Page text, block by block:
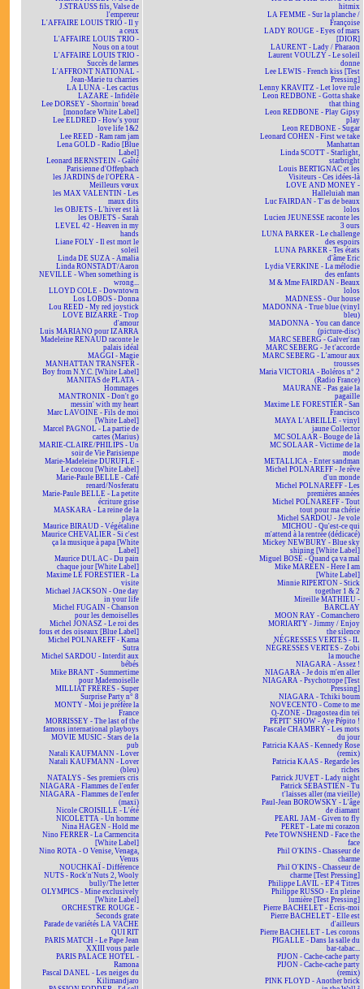
J.STRAUSS fils, Valse de
l'empereur
L'AFFAIRE LOUIS TRIO - Il y
a ceux
L'AFFAIRE LOUIS TRIO -
Nous on a tout
L'AFFAIRE LOUIS TRIO -
Succès de larmes
L'AFFRONT NATIONAL -
Jean-Marie tu charries
LA LUNA - Les cactus
LAZARE - Infidèle
Lee DORSEY - Shortnin' bread
[monoface White Label]
Lee ELDRED - How's your
love life 1&2
Lee REED - Ram ram jam
Lena GOLD - Radio [Blue
Label]
Leonard BERNSTEIN - Gaîté
Parisienne d'Offenbach
les JARDINS de l'OPÉRA -
Meilleurs vœux
les MAX VALENTIN - Les
maux dits
les OBJETS - L'hiver est là
les OBJETS - Sarah
LEVEL 42 - Heaven in my
hands
Liane FOLY - Il est mort le
soleil
Linda DE SUZA - Amalia
Linda RONSTADT/Aaron
NEVILLE - When something is
wrong...
LLOYD COLE - Downtown
Los LOBOS - Donna
Lou REED - My red joystick
LOVE BIZARRE - Trop
d'amour
Luis MARIANO pour IZARRA
Madeleine RENAUD raconte le
palais idéal
MAGGI - Magie
MANHATTAN TRANSFER -
Boy from N.Y.C. [White Label]
MANITAS de PLATA -
Hommages
MANTRONIX - Don't go
messin' with my heart
Marc LAVOINE - Fils de moi
[White Label]
Marcel PAGNOL - La partie de
cartes (Marius)
MARIE-CLAIRE/PHILIPS - Un
soir de Vie Parisienne
Marie-Madeleine DURUFLÉ -
Le coucou [White Label]
Marie-Paule BELLE - Café
renard/Nosferatu
Marie-Paule BELLE - La petite
écriture grise
MASKARA - La reine de la
playa
Maurice BIRAUD - Végétaline
Maurice CHEVALIER - Si c'est
ça la musique à papa [White
Label]
Maurice DULAC - Du pain
chaque jour [White Label]
Maxime LE FORESTIER - La
visite
Michael JACKSON - One day
in your life
Michel FUGAIN - Chanson
pour les demoiselles
Michel JONASZ - Le roi des
fous et des oiseaux [Blue Label]
Michel POLNAREFF - Kama
Sutra
Michel SARDOU - Interdit aux
bébés
Mike BRANT - Summertime
pour Mademoiselle
MILLIAT FRÈRES - Super
Surprise Party n° 8
MONTY - Moi je préfère la
France
MORRISSEY - The last of the
famous international playboys
MOVIE MUSIC - Stars de la
pub
Natali KAUFMANN - Lover
Natali KAUFMANN - Lover
(bleu)
NATALYS - Ses premiers cris
NIAGARA - Flammes de l'enfer
NIAGARA - Flammes de l'enfer
(maxi)
Nicole CROISILLE - L'été
NICOLETTA - Un homme
Nina HAGEN - Hold me
Nino FERRER - La Carmencita
[White Label]
Nino ROTA - O Venise, Venaga,
Venus
NOUCHKAÏ - Différence
NUTS - Rock'n'Nuts 2, Wooly
bully/The letter
OLYMPICS - Mine exclusively
[White Label]
ORCHESTRE ROUGE -
Seconds grate
Parade de variétés LA VACHE
QUI RIT
PARIS MATCH - Le Pape Jean
XXIII vous parle
PARIS PALACE HOTEL -
Ramona
Pascal DANEL - Les neiges du
Kilimandjaro
hitmix
LA FEMME - Sur la planche /
Françoise
LADY ROUGE - Eyes of mars
[DIOR]
LAURENT - Lady / Pharaon
Laurent VOULZY - Le soleil
donne
Lee LEWIS - French kiss [Test
Pressing]
Lenny KRAVITZ - Let love rule
Leon REDBONE - Gotta shake
that thing
Leon REDBONE - Play Gipsy
play
Leon REDBONE - Sugar
Leonard COHEN - First we take
Manhattan
Linda SCOTT - Starlight,
starbright
Louis BERTIGNAC et les
Visiteurs - Ces idées-là
LOVE AND MONEY -
Halleluiah man
Luc FAIRDAN - T'as de beaux
lolos
Lucien JEUNESSE raconte les
3 ours
LUNA PARKER - Le challenge
des espoirs
LUNA PARKER - Tes états
d'âme Eric
Lydia VERKINE - La mélodie
des enfants
M & Mme FAIRDAN - Beaux
lolos
MADNESS - Our house
MADONNA - True blue (vinyl
bleu)
MADONNA - You can dance
(picture-disc)
MARC SEBERG - Galver'ran
MARC SEBERG - Je t'accorde
MARC SEBERG - L'amour aux
trousses
Maria VICTORIA - Boléros n° 2
(Radio France)
MAURANE - Pas gaie la
pagaille
Maxime LE FORESTIER - San
Francisco
MAYA L'ABEILLE - vinyl
jaune Collector
MC SOLAAR - Bouge de là
MC SOLAAR - Victime de la
mode
METALLICA - Enter sandman
Michel POLNAREFF - Je rêve
d'un monde
Michel POLNAREFF - Les
premières années
Michel POLNAREFF - Tout
tout pour ma chérie
Michel SARDOU - Je vole
MICHOU - Qu'est-ce qui
m'attend à la rentrée (dédicacé)
Mickey NEWBURY - Blue sky
shining [White Label]
Miguel BOSÉ - Quand ça va mal
Mike MAREEN - Here I am
[White Label]
Minnie RIPERTON - Stick
together 1 & 2
Mireille MATHIEU -
BARCLAY
MOON RAY - Comanchero
MORIARTY - Jimmy / Enjoy
the silence
NÉGRESSES VERTES - IL
NÉGRESSES VERTES - Zobi
la mouche
NIAGARA - Assez !
NIAGARA - Je dois m'en aller
NIAGARA - Psychotrope [Test
Pressing]
NIAGARA - Tchiki boum
NOVECENTO - Come to me
O-ZONE - Dragostea din teï
PÉPIT' SHOW - Aye Pépito !
Pascale CHAMBRY - Les mots
du jour
Patricia KAAS - Kennedy Rose
(remix)
Patricia KAAS - Regarde les
riches
Patrick JUVET - Lady night
Patrick SÉBASTIEN - Tu
t'laisses aller (ma vieille)
Paul-Jean BOROWSKY - L'âge
de diamant
PEARL JAM - Given to fly
PERET - Late mi corazon
Pete TOWNSHEND - Face the
face
Phil O'KINS - Chasseur de
charme
Phil O'KINS - Chasseur de
charme [Test Pressing]
Philippe LAVIL - EP 4 Titres
Philippe RUSSO - En pleine
lumière [Test Pressing]
Pierre BACHELET - Écris-moi
Pierre BACHELET - Elle est
d'ailleurs
Pierre BACHELET - Les corons
PIGALLE - Dans la salle du
bar-tabac...
PIJON - Cache-cache party
PIJON - Cache-cache party
(remix)
PINK FLOYD - Another brick